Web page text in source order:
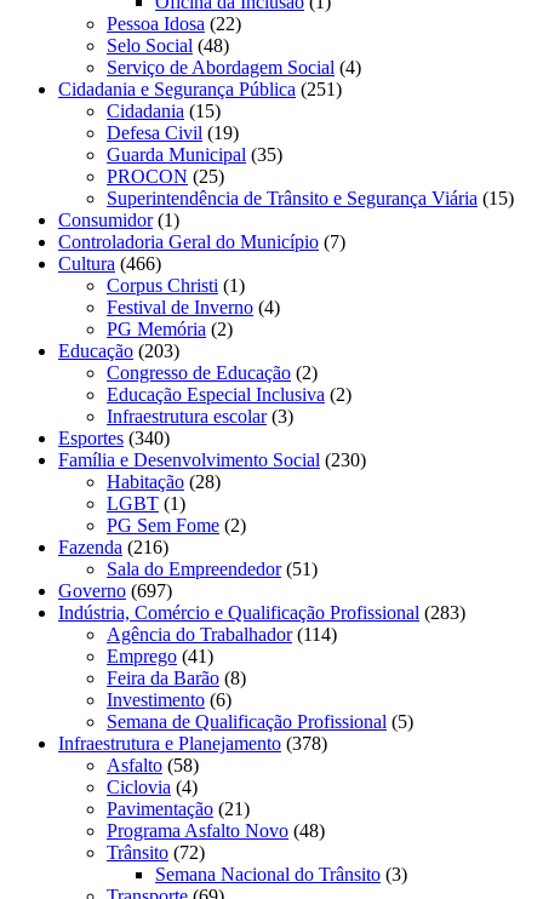
Pessoa Idosa (22)
Selo Social (48)
Serviço de Abordagem Social (4)
Cidadania e Segurança Pública (251)
Cidadania (15)
Defesa Civil (19)
Guarda Municipal (35)
PROCON (25)
Superintendência de Trânsito e Segurança Viária (15)
Consumidor(1)
Controladoria Geral do Município (7)
Cultura (466)
Corpus Christi (1)
Festival de Inverno (4)
PG Memória (2)
Educação (203)
Congresso de Educação (2)
Educação Especial Inclusiva (2)
Infraestrutura escolar(3)
Esportes (340)
Família e Desenvolvimento Social (230)
Habitação (28)
LGBT (1)
PG Sem Fome (2)
Fazenda (216)
Sala do Empreendedor(51)
Governo (697)
Indústria, Comércio e Qualificação Profissional (283)
Agência do Trabalhador(114)
Emprego (41)
Feira da Barão (8)
Investimento (6)
Semana de Qualificação Profissional (5)
Infraestrutura e Planejamento (378)
Asfalto (58)
Ciclovia (4)
Pavimentação (21)
Programa Asfalto Novo (48)
Trânsito (72)
Semana Nacional do Trânsito (3)